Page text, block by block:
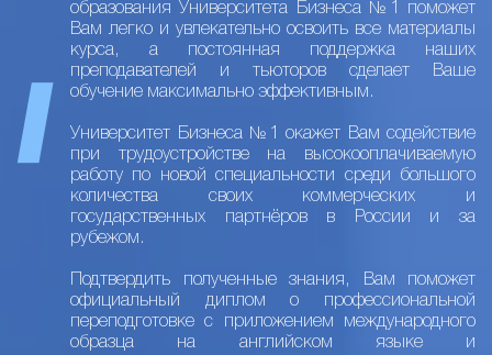
образования Университета Бизнеса №1 поможет
Вам легко и увлекательно освоить все материалы
курса, а постоянная поддержка наших
преподавателей и тьюторов сделает Ваше
обучение максимально эффективным.
Университет Бизнеса №1 окажет Вам содействие
при трудоустройстве на высокооплачиваемую
работу по новой специальности среди большого
количества своих коммерческих и
государственных партнёров в России и за
рубежом.
Подтвердить полученные знания, Вам поможет
официальный диплом о профессиональной
переподготовке с приложением международного
образца на английском языке и